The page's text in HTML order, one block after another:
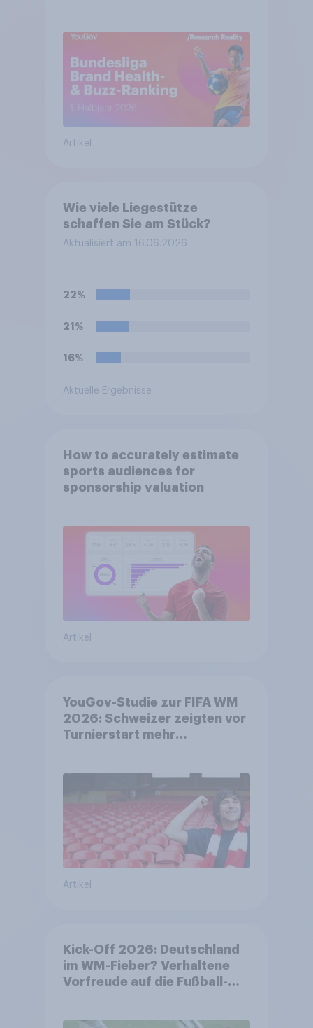
Artikel
Wie viele Liegestütze
schaffen Sie am Stück?
Aktualisiert am 16.06.2026
22%
21%
16%
Aktuelle Ergebnisse
How to accurately estimate
sports audiences for
sponsorship valuation
Artikel
YouGov-Studie zur FIFA WM
2026: Schweizer zeigten vor
Turnierstart mehr
Artikel
Kick-Off 2026: Deutschland
im WM-Fieber? Verhaltene
Vorfreude auf die Fußball-